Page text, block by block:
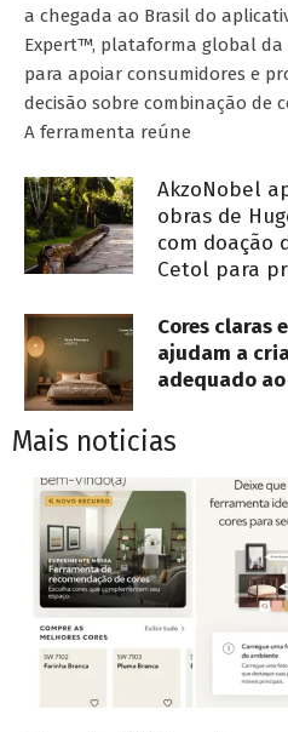
a chegada ao Brasil do
Expert™, plataforma global da
para apoiar consumidores e
decisão sobre combinação de
A ferramenta reúne
AkzoNobel
obras de
com doação
Cetol para
Cores claras
ajudam a
adequado
Mais noticias